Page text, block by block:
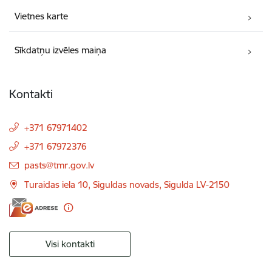
Vietnes karte
Sīkdatņu izvēles maiņa
Kontakti
+371 67971402
+371 67972376
E-pasts:
pasts@tmr.gov.lv
Turaidas iela 10, Siguldas novads, Sigulda LV-2150
Visi kontakti